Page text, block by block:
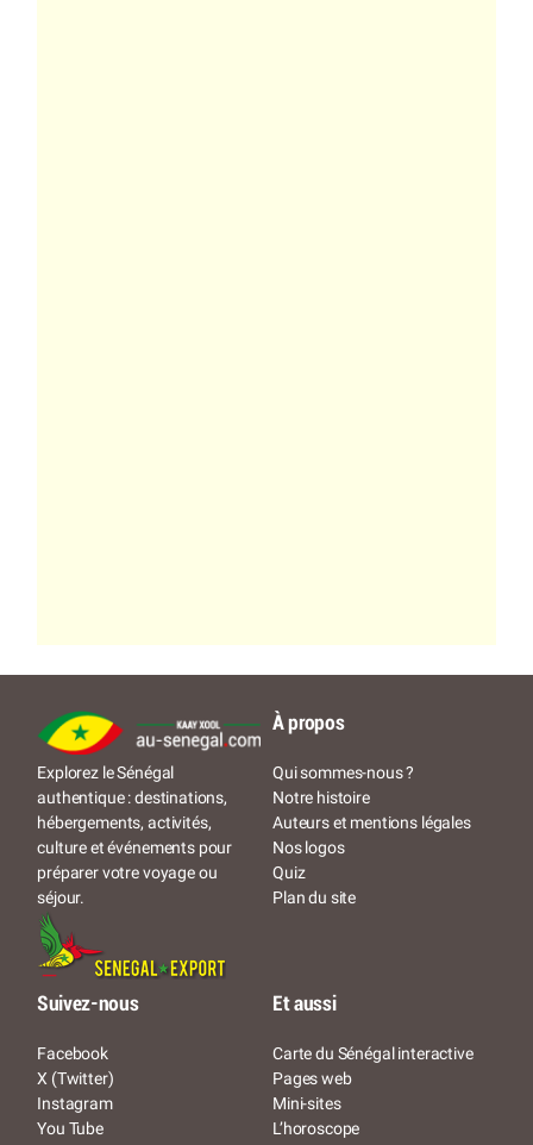
Explorez le Sénégal
authentique : destinations,
hébergements, activités,
culture et événements pour
préparer votre voyage ou
séjour.
À propos
Qui sommes-nous ?
Notre histoire
Auteurs et mentions légales
Nos logos
Quiz
Plan du site
Suivez-nous
Facebook
X (Twitter)
Instagram
You Tube
Et aussi
Carte du Sénégal interactive
Pages web
Mini-sites
L’horoscope